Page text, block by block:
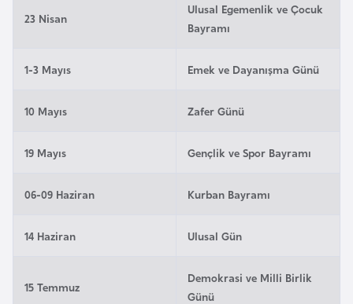
23 Nisan
Ulusal Egemenlik ve Çocuk
Bayramı
1-3 Mayıs Emek ve Dayanışma Günü
10 Mayıs Zafer Günü
19 Mayıs Gençlik ve Spor Bayramı
06-09 Haziran Kurban Bayramı
14 Haziran Ulusal Gün
15 Temmuz
Demokrasi ve Milli Birlik
Günü
B
s
a
e
s
k
u